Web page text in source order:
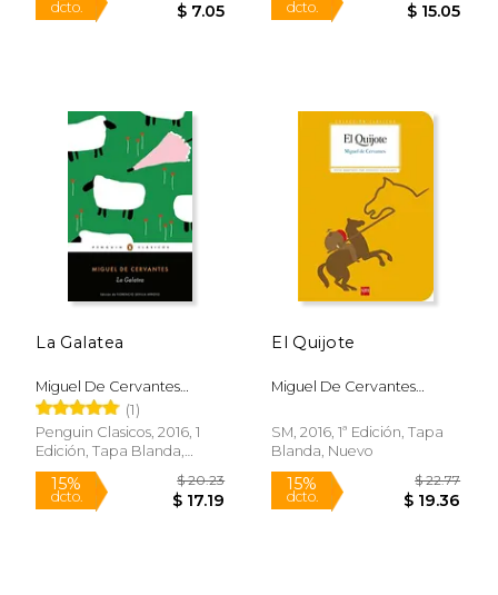
15%
dcto.
15%
dcto.
La Galatea
Miguel De Cervantes
Saavedra
(1)
Penguin Clasicos, 2016, 1
Edición, Tapa Blanda,
Nuevo
El Quijote
Miguel De Cervantes
SM, 2016, 1ª Edición, Tapa
Blanda, Nuevo